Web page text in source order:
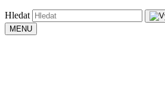
Hledat
MENU